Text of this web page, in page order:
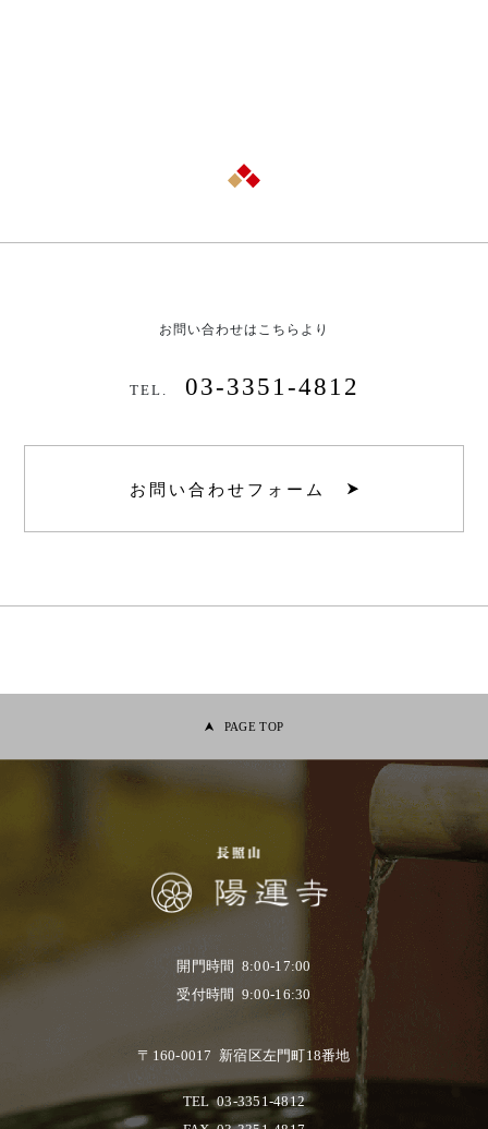
お問い合わせはこちらより
TEL. 03-3351-4812
お問い合わせフォーム
PAGE TOP
開門時間 8:00-17:00
受付時間 9:00-16:30
〒160-0017 新宿区左門町18番地
TEL03-3351-4812